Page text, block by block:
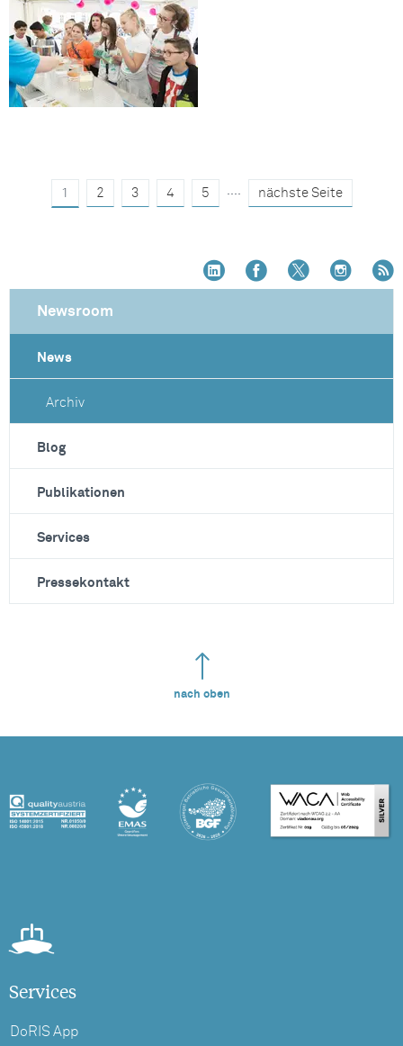
1 2 3 4 5 .... nächste Seite
Newsroom
News
Archiv
Blog
Publikationen
Services
Pressekontakt
nach oben
Services
DoRIS App